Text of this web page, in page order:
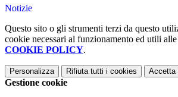
Notizie
Questo sito o gli strumenti terzi da questo
cookie necessari al funzionamento ed utili
COOKIE POLICY.
Personalizza Rifiuta tutti i cookies Accetta
Gestione cookie